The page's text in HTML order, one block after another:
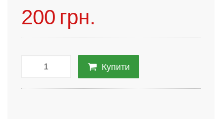
200 грн.
Купити